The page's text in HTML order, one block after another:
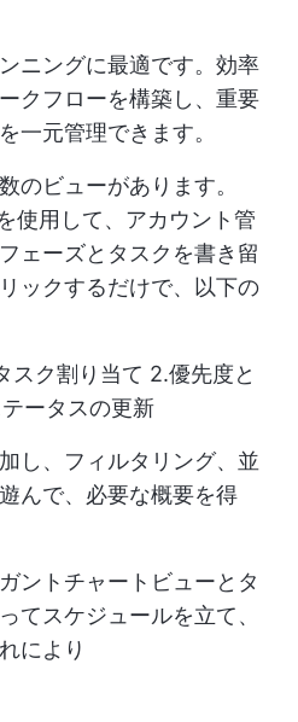
ニングに最適です。効率
クフローを構築し、重要
一元管理できます。
のビューがあります。
使用して、アカウント管
ェーズとタスクを書き留
ックするだけで、以下の
スク割り当て 2.優先度と
ータスの更新
し、フィルタリング、並
んで、必要な概要を得
ントチャートビューとタ
てスケジュールを立て、
により